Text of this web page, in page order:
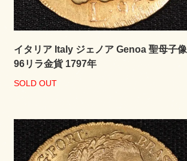
イタリア Italy ジェノア Genoa 聖母子像
96リラ金貨 1797年
SOLD OUT